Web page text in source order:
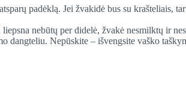
padėklą. Jei žvakidė bus su krašteliais,
nebūtų per didelė, žvakė nesmilktų ir
dangteliu. Nepūskite – išvengsite vaško